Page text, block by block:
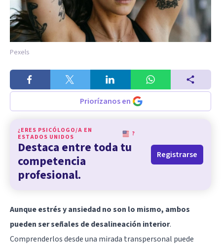
Pexels
Priorízanos en
¿ERES PSICÓLOGO/A EN
ESTADOS UNIDOS
?
Destaca entre toda tu
competencia
profesional.
Registrarse
Aunque estrés yansiedadno son lo mismo, ambos
pueden ser señales de desalineación interior.
Comprenderlos desde una mirada transpersonal puede